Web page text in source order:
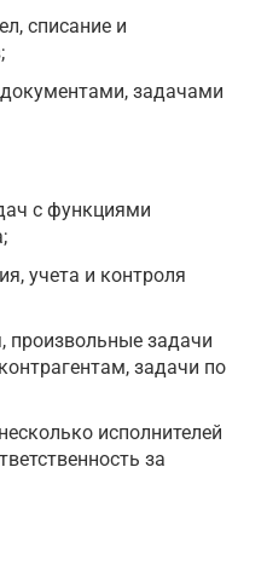
списание и
задачами
с функциями
учета и контроля
произвольные задачи
задачи по
исполнителей
за